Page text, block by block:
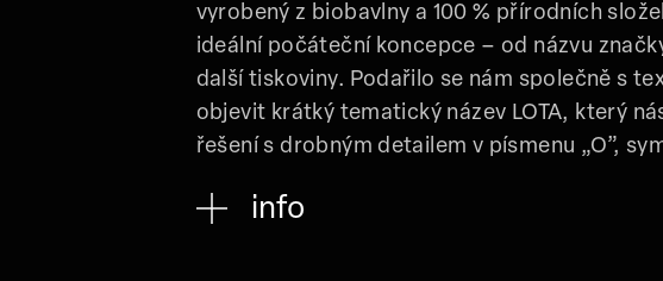
vyrobený z biobavlny a 100 % přírodních
ideální počáteční koncepce – od názvu
další tiskoviny. Podařilo se nám společně s
objevit krátký tematický název LOTA, který
řešení s drobným detailem v písmenu „O”,
info